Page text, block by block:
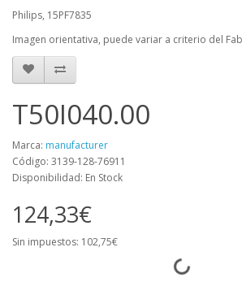
Philips, 15PF7835
Imagen orientativa, puede variar a criterio del
T50I040.00
Marca: manufacturer
Código: 3139-128-76911
Disponibilidad: En Stock
124,33€
Sin impuestos: 102,75€